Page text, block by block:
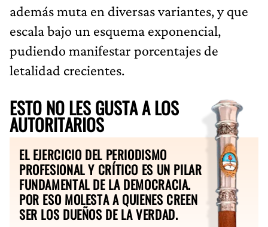
además muta en diversas variantes, y que
escala bajo un esquema exponencial,
pudiendo manifestar porcentajes de
letalidad crecientes.
ESTO NO LES GUSTA A LOS
AUTORITARIOS
EL EJERCICIO DEL PERIODISMO
PROFESIONAL Y CRÍTICO ES UN PILAR
FUNDAMENTAL DE LA DEMOCRACIA.
POR ESO MOLESTA A QUIENES CREEN
SER LOS DUEÑOS DE LA VERDAD.